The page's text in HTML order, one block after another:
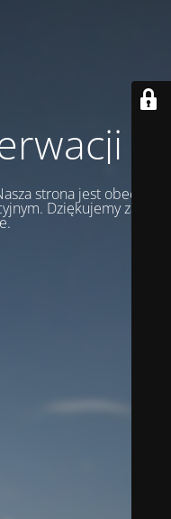
strona jest obecnie
Dziękujemy za